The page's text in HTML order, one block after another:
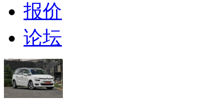
报价
论坛